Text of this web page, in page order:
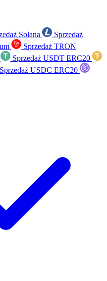
Solana
Sprzedaż
Sprzedaż TRON
Sprzedaż USDT ERC20
Sprzedaż USDC ERC20